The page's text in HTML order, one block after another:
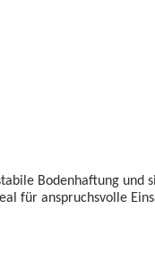
Bodenhaftung und
für anspruchsvolle